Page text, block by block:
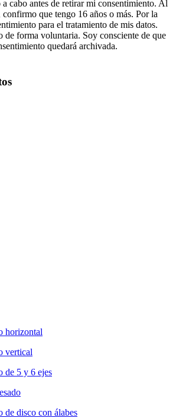
cabo antes de retirar mi consentimiento. Al
que tengo 16 años o más. Por la
para el tratamiento de mis datos.
de forma voluntaria. Soy consciente de que
quedará archivada.
horizontal
vertical
de 5 y 6 ejes
de disco con álabes